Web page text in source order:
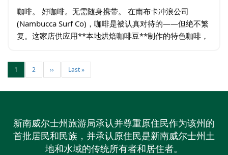
咖啡。 好咖啡。无需随身携带。 在南布卡冲浪公司
(Nambucca Surf Co)，咖啡是被认真对待的——但绝不繁
复。这家店供应用**本地烘焙咖啡豆**制作的特色咖啡，
1 2 ›› Last »
新南威尔士州旅游局承认并尊重原住民作为该州的
首批居民和民族，并承认原住民是新南威尔士州土
地和水域的传统所有者和居住者。